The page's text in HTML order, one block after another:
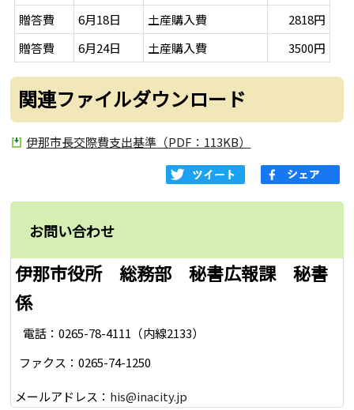
贈答費
6月18日 土産購入費
2818円
贈答費
6月24日 土産購入費 3500円
関連ファイルダウンロード
伊那市長交際費支出基準（PDF：113KB）
お問い合わせ
伊那市役所 総務部 秘書広報課 秘書
係
電話：0265-78-4111（内線2133）
ファクス：0265-74-1250
メールアドレス： his@inacity.jp